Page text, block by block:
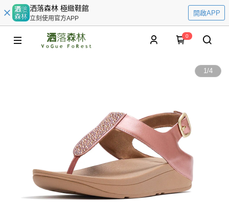
洒落森林 極緻鞋館
立刻使用官方APP
開啟APP
0
1/4